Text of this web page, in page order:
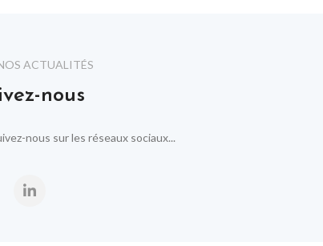
ACTUALITÉS
nous
nous sur les réseaux sociaux...